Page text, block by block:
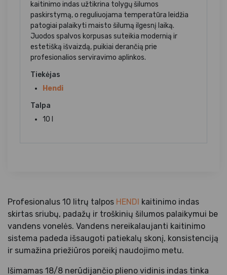
kaitinimo indas užtikrina tolygų šilumos
paskirstymą, o reguliuojama temperatūra leidžia
patogiai palaikyti maisto šilumą ilgesnį laiką.
Juodos spalvos korpusas suteikia modernią ir
estetišką išvaizdą, puikiai derančią prie
profesionalios serviravimo aplinkos.
Tiekėjas
Hendi
Talpa
10 l
Profesionalus 10 litrų talpos HENDI kaitinimo indas
skirtas sriubų, padažų ir troškinių šilumos palaikymui be
vandens vonelės. Vandens nereikalaujanti kaitinimo
sistema padeda išsaugoti patiekalų skonį, konsistenciją
ir sumažina priežiūros poreikį naudojimo metu.
Išimamas 18/8 nerūdijančio plieno vidinis indas tinka